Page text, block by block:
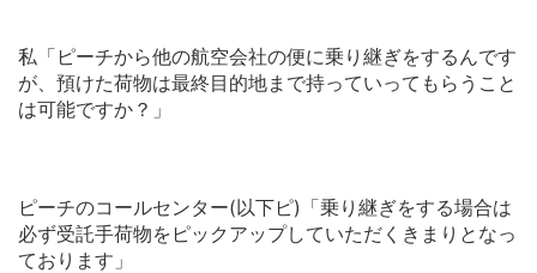
私「ピーチから他の航空会社の便に乗り継ぎをするんです
が、預けた荷物は最終目的地まで持っていってもらうこと
は可能ですか？」
ピーチのコールセンター(以下ピ)「乗り継ぎをする場合は
必ず受託手荷物をピックアップしていただくきまりとなっ
ております」